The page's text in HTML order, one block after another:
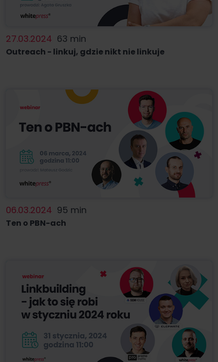
27.03.2024 63 min
Outreach - linkuj, gdzie nikt nie linkuje
06.03.2024 95 min
Ten o PBN-ach